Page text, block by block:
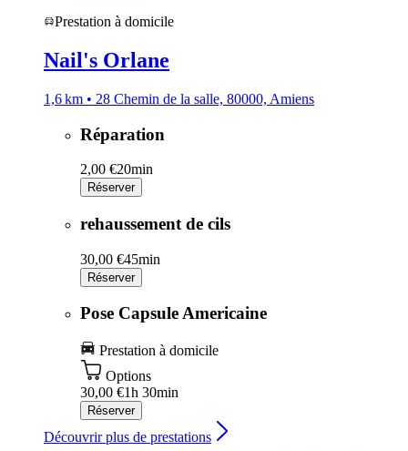
Prestation à domicile
Nail's Orlane
1,6 km • 28 Chemin de la salle, 80000, Amiens
Réparation
2,00 €20min
Réserver
rehaussement de cils
30,00 €45min
Réserver
Pose Capsule Americaine
Prestation à domicile
Options
30,00 €1h 30min
Réserver
Découvrir plus de prestations